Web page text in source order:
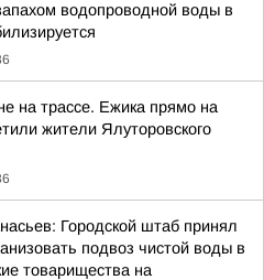
водопроводной воды в
на трассе. Ежика прямо на
жители Ялуторовского
Городской штаб принял
подвоз чистой воды в
товарищества на